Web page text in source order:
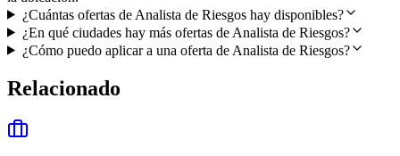
¿Cuántas ofertas de Analista de Riesgos hay disponibles?
¿En qué ciudades hay más ofertas de Analista de Riesgos?
¿Cómo puedo aplicar a una oferta de Analista de Riesgos?
Relacionado